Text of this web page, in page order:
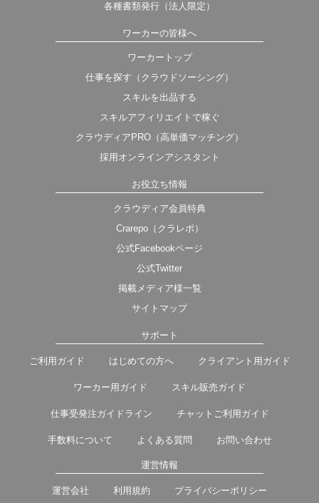
各種書類発行（法人限定）
ワーカーの皆様へ
ワーカートップ
仕事を探す（クラウドソーシング）
スキルを出品する
スキルアフィリエイトで稼ぐ
クラウディアPRO（高単価マッチング）
採用オンラインアシスタント
お役立ち情報
クラウディア会員特典
Crarepo（クラレポ）
公式Facebookページ
公式Twitter
掲載メディア様一覧
サイトマップ
サポート
ご利用ガイド はじめての方へ クライアント用ガイド
ワーカー用ガイド スキル販売ガイド
仕事受発注ガイドライン チャットご利用ガイド
手数料について よくある質問 お問い合わせ
運営情報
運営会社 利用規約 プライバシーポリシー